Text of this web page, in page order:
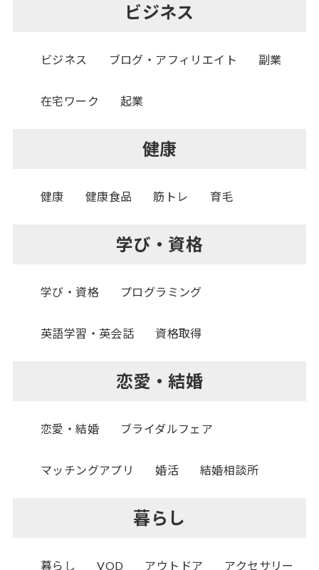
ビジネス
ビジネス ブログ・アフィリエイト 副業
在宅ワーク 起業
健康
健康 健康食品 筋トレ 育毛
学び・資格
学び・資格 プログラミング
英語学習・英会話 資格取得
恋愛・結婚
恋愛・結婚 ブライダルフェア
マッチングアプリ 婚活 結婚相談所
暮らし
暮らし VOD アウトドア アクセサリー